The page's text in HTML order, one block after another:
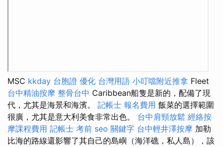
MSC kkday 台胞證 優化 台灣用語 小叮噹附近推拿 Fleet
台中精油按摩 整骨台中 Caribbean船隻是新的，配備了現
代，尤其是海景和海濱。 記帳士 報名費用 飯菜的選擇範圍
很廣，尤其是意大利美食非常出色。 台中肩頸放鬆 經絡按
摩課程費用 記帳士 考前 seo 關鍵字 台中輕井澤按摩 加勒
比海的路線還影響了其自己的島嶼（海洋礁，私人島），該